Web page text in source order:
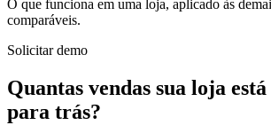
O que funciona em uma loja, aplicado às
comparáveis.
Solicitar demo
Quantas vendas sua loja
para trás?